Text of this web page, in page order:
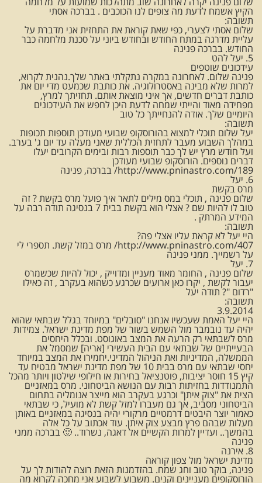
הקיץ אשמח לדעת מה צופים לנו הכוכבים . בברכה אסתי
תשובה:
שלום אסתי לצערי, כפי שאת קוראת את התחזית אני מדברת על
עליית מדרגה במתח החודש ובחודש ביוני על סכנת מלחמה כבר
החודש. בברכה פנינה
5. יעל להט
עידכונים שוטפים
פנינה שלום. לאחרונה במקרה נתקלתי באתר שלך.נהנית לקרוא,
למרות שלא מבינה באסטרולוגיה. את כותבת שכמעט מדי יום את
כותבת דברים חדשים, אך איני מוצאת אותם. תחזיתך למרץ,
מפחידה מאוד והייתי שמחה לדעת היכן לחפש את העידכונים
היומיים שלך. אודה להנחייתך כל טוב
תשובה:
יעל שלום תוכלי למצוא בהורוסקופ שבועי מעודכן תוספות תכופות
במהלך השבוע מעבר לתחזית הכללית שאני מעלה עד יום ג' בערב.
ועל חודש מרץ יש לך כבר תוספות רבות ובימים הקרובים יעלו
דברים נוספים. הורוסקופ שבועי מעודכן
http://www.pninastro.com/189/ בברכה, פנינה
6. יעל
מרס בקשת
שלום פנינה , תוכלי במס מילים לתאר איך פועל מרס בקשת ? זה
טוב לו להיות שם ? אצלי הוא בקשת בבית 7 בנסיגה תודה רבה על
המידע המרתק .
תשובה:
היי יעל לא קראת עליו אצלי פה?
http://www.pninastro.com/407/ מרס במזל קשת. תספרי לי
על רשמייך. ממני פנינה
7. יעל
שלום פנינה , החומר מאוד מעניין ומדוייק , יכול להיות שכשמרס
יעבור לקשת , יקרו כאן ארועים שכרגע כשהוא בעקרב , זה כאילו
"רדום "? תודה יעל
תשובה:
3.9.2014
היי יעל האמת שעכשיו אנחנו "סובלים" במיוחד בגלל שבתאי שהוא
יהיה עד נובמבר מול השמש בשור של מפת מדינת ישראל. צמידות
מרס לשבתאי רק הרעה את המצב באוגוסט. ובכלל היחסים
הבעייתיים של שבתאי עם הבית העשירי [אריה] שמסמל את
הממשלה, המדיניות ואת הניהול המדיני.יחמירו את המצב במיוחד
יחסי שבתאי עם מרס בבית 10 של מפת מדינת ישראל מבטיח עד
קיץ 15 חוסר יציבות, פוטנציאל בחירות או חילופי שילטון ויותר מהכל
התמנודדות בחזיתות רבות עם הנושא הביטחוני. מרס במאזניים
הצית את "צוק איתן" וכרגע בעקרב הוא מייצר אנומליה בתחום
הביטחוני מסביב, אך גם מעברו למזל קשת לא מועיל, כי שבתאי
כאמור יוצר היבטים דרמטיים מרקורי יהיה בנסיגה במאזניים באותן
מעלות שבהם פרץ מבצע צוק איתן. עוד אכתוב על כל אלה
בהמשך.. ועדיין למרות הקשיים אל דאגה, נשרוד.. 🙂 בברכה ממני
פנינה
8. אירנה
מדינת ישראל מול צפון קוראה
פנינה, בוקר טוב וחג שמח. בהזדמנות הזאת רוצה להודות לך על
הורוסקופים מעניינים וקנים. משבוע לשבוע אני מחכה לקרוא מה